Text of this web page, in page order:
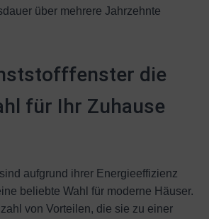
über mehrere Jahrzehnte
die
für Ihr Zuhause
sind aufgrund ihrer Energieeffizienz
beliebte Wahl für moderne Häuser.
von Vorteilen, die sie zu einer